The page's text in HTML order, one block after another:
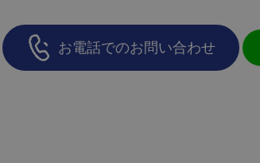
お電話でのお問い合わせ